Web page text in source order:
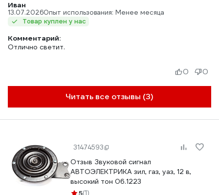
Иван
13.07.2026Опыт использования: Менее месяца
Товар куплен у нас
Комментарий:
Отлично светит.
Читать все отзывы (3)
0 0
31474593
Отзыв Звуковой сигнал
АВТОЭЛЕКТРИКА зил, газ, уаз, 12 в,
высокий тон 06.1223
5(1)